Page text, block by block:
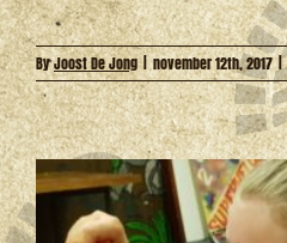
ByJoost De Jong november 12th, 2017 |